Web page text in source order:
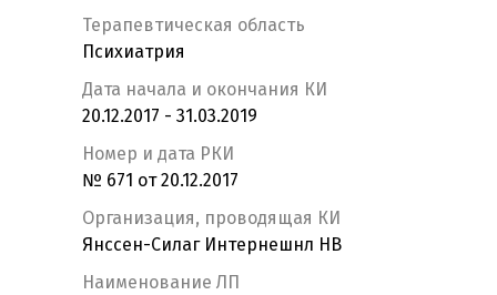
Терапевтическая область
Психиатрия
Дата начала и окончания КИ
20.12.2017 - 31.03.2019
Номер и дата РКИ
№ 671 от 20.12.2017
Организация, проводящая КИ
Янссен-Силаг Интернешнл НВ
Наименование ЛП